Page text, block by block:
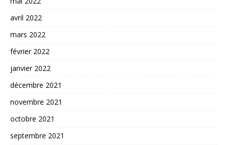
avril 2022
mars 2022
février 2022
janvier 2022
décembre 2021
novembre 2021
octobre 2021
septembre 2021